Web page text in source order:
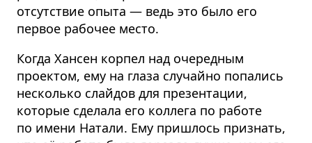
отсутствие опыта — ведь это было его
первое рабочее место.
Когда Хансен корпел над очередным
проектом, ему на глаза случайно попались
несколько слайдов для презентации,
которые сделала его коллега по работе
по имени Натали. Ему пришлось признать,